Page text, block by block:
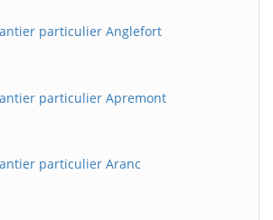
particulier Anglefort
particulier Apremont
particulier Aranc